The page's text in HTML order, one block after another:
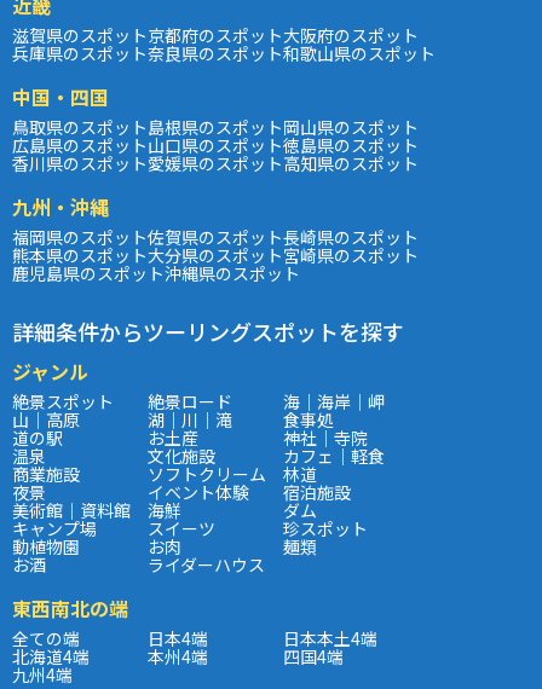
滋賀県のスポット京都府のスポット大阪府のスポット
兵庫県のスポット奈良県のスポット和歌山県のスポット
中国・四国
鳥取県のスポット島根県のスポット岡山県のスポット
広島県のスポット山口県のスポット徳島県のスポット
香川県のスポット愛媛県のスポット高知県のスポット
九州・沖縄
福岡県のスポット佐賀県のスポット長崎県のスポット
熊本県のスポット大分県のスポット宮崎県のスポット
鹿児島県のスポット沖縄県のスポット
詳細条件からツーリングスポットを探す
ジャンル
絶景スポット 絶景ロード 海｜海岸｜岬
山｜高原 湖｜川｜滝 食事処
道の駅 お土産 神社｜寺院
温泉 文化施設 カフェ｜軽食
商業施設 ソフトクリーム 林道
夜景 イベント体験 宿泊施設
美術館｜資料館 海鮮 ダム
キャンプ場 スイーツ 珍スポット
動植物園 お肉 麺類
お酒 ライダーハウス
東西南北の端
全ての端 日本4端 日本本土4端
北海道4端 本州4端 四国4端
九州4端